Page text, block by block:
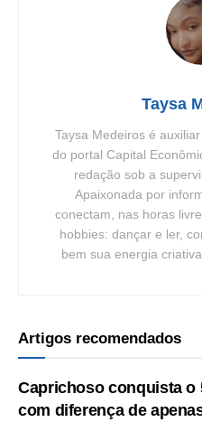
Taysa
Taysa Medeiros é
do portal Capital
redação sob a
Apaixonada por
conectam, nas horas
hobbies: dançar e ler,
bem sua energia
Artigos recomendados
Caprichoso conquista o
com diferença de